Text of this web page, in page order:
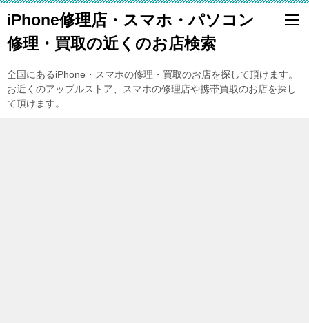
iPhone修理店・スマホ・パソコン
修理・買取の近くのお店検索
全国にあるiPhone・スマホの修理・買取のお店を探して頂けます。
お近くのアップルストア、スマホの修理店や携帯買取のお店を探し
て頂けます。